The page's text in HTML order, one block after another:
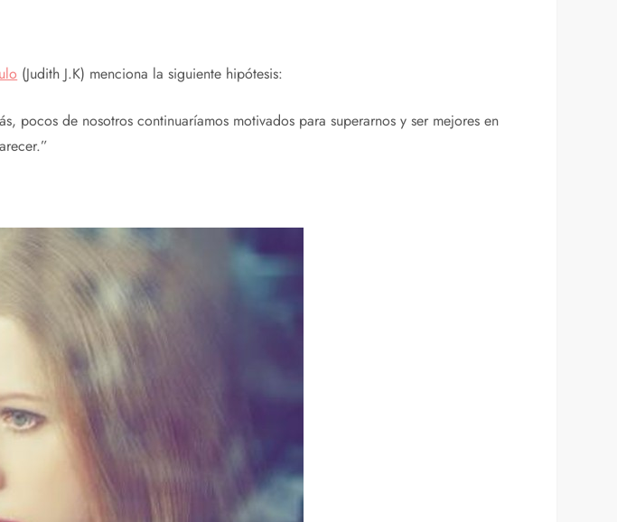
(Judith J.K) menciona la siguiente hipótesis:
pocos de nosotros continuaríamos motivados para superarnos y ser mejores en